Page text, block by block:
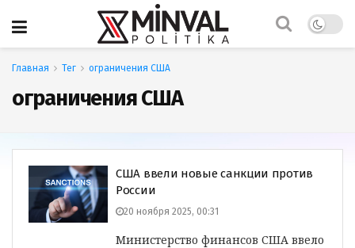
Главная Тег ограничения США
ограничения США
США ввели новые санкции против
России
20 ноября 2025, 00:31
Министерство финансов США ввело